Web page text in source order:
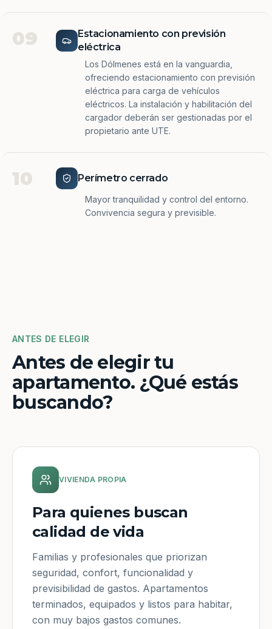
09
Estacionamiento con previsión
eléctrica
Los Dólmenes está en la vanguardia,
ofreciendo estacionamiento con previsión
eléctrica para carga de vehículos
eléctricos. La instalación y habilitación del
cargador deberán ser gestionadas por el
propietario ante UTE.
10 Perímetro cerrado
Mayor tranquilidad y control del entorno.
Convivencia segura y previsible.
ANTES DE ELEGIR
Antes de elegir tu
apartamento. ¿Qué estás
buscando?
VIVIENDA PROPIA
Para quienes buscan
calidad de vida
Familias y profesionales que priorizan
seguridad, confort, funcionalidad y
previsibilidad de gastos. Apartamentos
terminados, equipados y listos para habitar,
con muy bajos gastos comunes.